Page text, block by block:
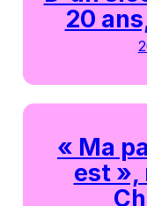
20
« Ma
est »,